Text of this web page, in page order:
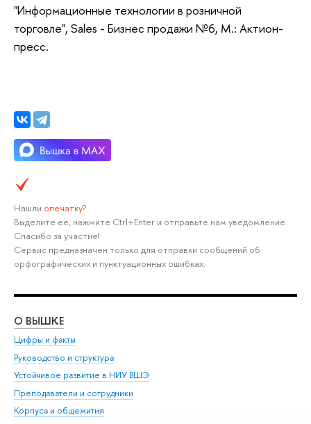
"Информационные технологии в розничной
торговле", Sales - Бизнес продажи №6, М.: Актион-
пресс.
Нашли опечатку?
Выделите её, нажмите Ctrl+Enter и отправьте нам уведомление.
Спасибо за участие!
Сервис предназначен только для отправки сообщений об
орфографических и пунктуационных ошибках.
О ВЫШКЕ
Цифры и факты
Руководство и структура
Устойчивое развитие в НИУ ВШЭ
Преподаватели и сотрудники
Корпуса и общежития